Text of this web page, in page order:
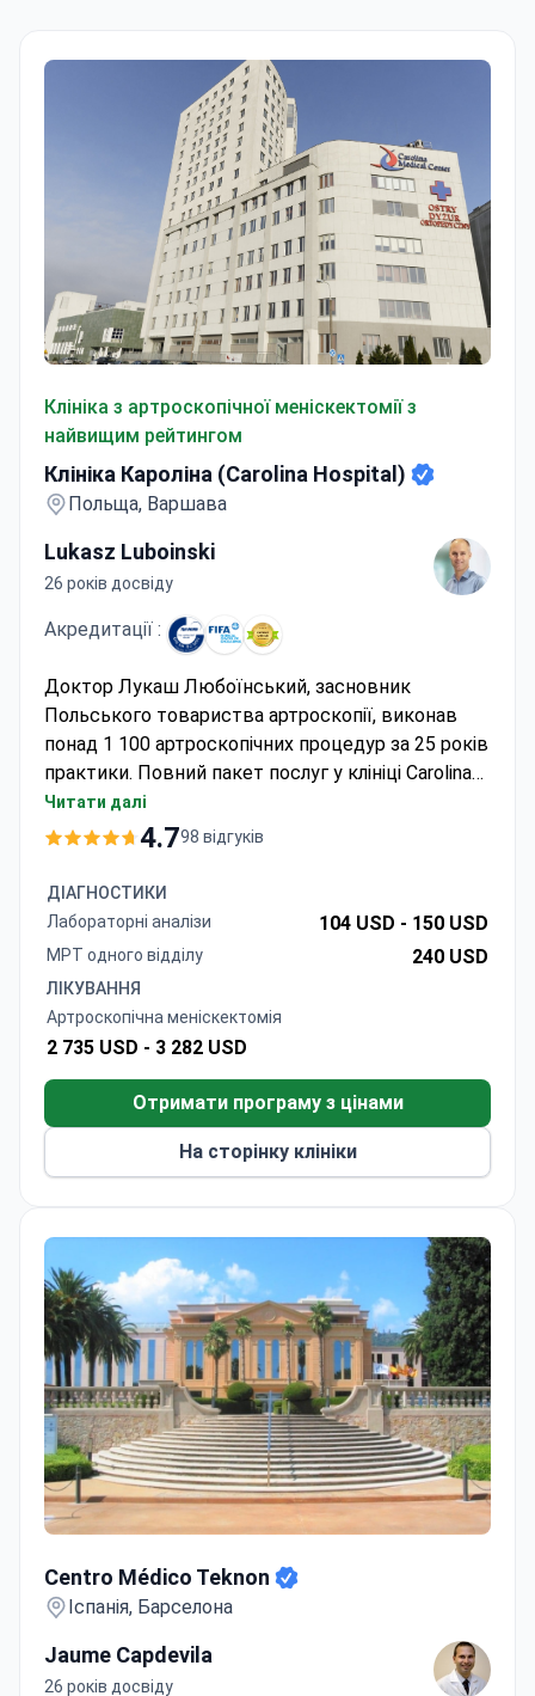
Клініка з артроскопічної меніскектомії з
найвищим рейтингом
Клініка Кароліна (Carolina Hospital)
Польща, Варшава
Lukasz Luboinski
26 років досвіду
Акредитації :
Доктор Лукаш Любоїнський, засновник
Польського товариства артроскопії, виконав
понад 1 100 артроскопічних процедур за 25 років
практики. Повний пакет послуг у клініці Carolina
може коштувати близько 18 500 PLN (~4 300
EUR) — зазвичай він включає операцію,
2,5 днів, МРТ (за потреби) та передопераційні
обстеження. Клініка, акредитована FIFA,
дотримується міжнародних стандартів
навчає хірургів на міжнародному рівні методам
артроскопії.
Читати далі
4.798 відгуків
ДІАГНОСТИКИ
Лабораторні аналізи
104 USD - 150 USD
МРТ одного відділу 240 USD
ЛІКУВАННЯ
Артроскопічна меніскектомія
2 735 USD - 3 282 USD
Отримати програму з цінами
На сторінку клініки
Centro Médico Teknon
Іспанія, Барселона
Jaume Capdevila
26 років досвіду